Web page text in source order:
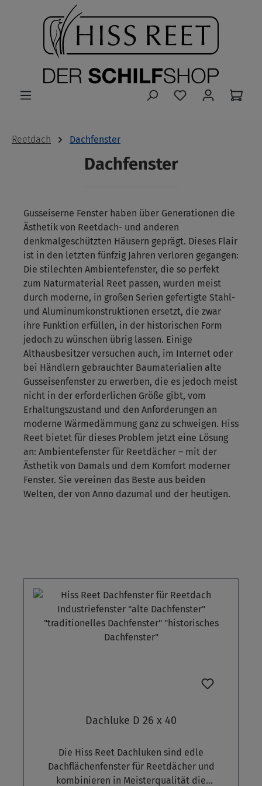
Zum Hauptinhalt springen
Reetdach Dachfenster
Dachfenster
Gusseiserne Fenster haben über Generationen die
Ästhetik von Reetdach- und anderen
denkmalgeschützten Häusern geprägt. Dieses Flair
ist in den letzten fünfzig Jahren verloren gegangen:
Die stilechten Ambientefenster, die so perfekt
zum Naturmaterial Reet passen, wurden meist
durch moderne, in großen Serien gefertigte Stahl-
und Aluminumkonstruktionen ersetzt, die zwar
ihre Funktion erfüllen, in der historischen Form
jedoch zu wünschen übrig lassen. Einige
Althausbesitzer versuchen auch, im Internet oder
bei Händlern gebrauchter Baumaterialien alte
Gusseisenfenster zu erwerben, die es jedoch meist
nicht in der erforderlichen Größe gibt, vom
Erhaltungszustand und den Anforderungen an
moderne Wärmedämmung ganz zu schweigen. Hiss
Reet bietet für dieses Problem jetzt eine Lösung
an: Ambientefenster für Reetdächer – mit der
Ästhetik von Damals und dem Komfort moderner
Fenster. Sie vereinen das Beste aus beiden
Welten, der von Anno dazumal und der heutigen.
Dachluke D 26 x 40
Die Hiss Reet Dachluken sind edle
Dachflächenfenster für Reetdächer und
kombinieren in Meisterqualität die